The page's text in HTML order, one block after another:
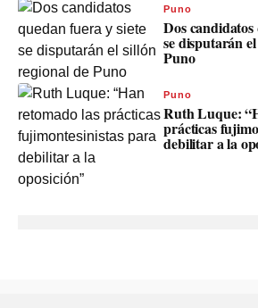
Puno
Dos
se disputarán
Puno
Puno
Ruth Luque:
prácticas
debilitar a la